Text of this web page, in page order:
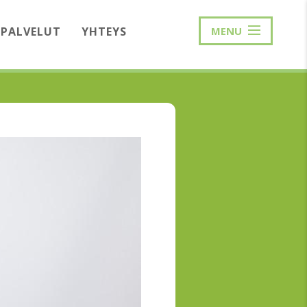
PALVELUT YHTEYS MENU